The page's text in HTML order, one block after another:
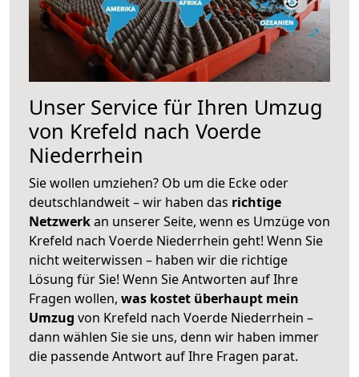
Unser Service für Ihren Umzug
von Krefeld nach Voerde
Niederrhein
Sie wollen umziehen? Ob um die Ecke oder
deutschlandweit – wir haben das richtige
Netzwerkan unserer Seite, wenn es Umzüge von
Krefeld nach Voerde Niederrhein geht! Wenn Sie
nicht weiterwissen – haben wir die richtige
Lösung für Sie! Wenn Sie Antworten auf Ihre
Fragen wollen, was kostet überhaupt mein
Umzug von Krefeld nach Voerde Niederrhein –
dann wählen Sie sie uns, denn wir haben immer
die passende Antwort auf Ihre Fragen parat.